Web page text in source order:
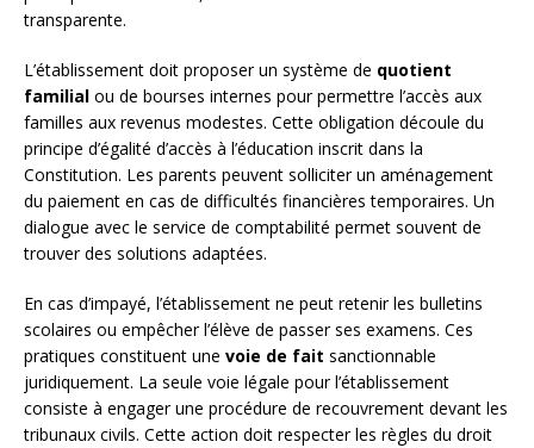
transparente.
L’établissement doit proposer un système de quotient
familial ou de bourses internes pour permettre l’accès aux
familles aux revenus modestes. Cette obligation découle du
principe d’égalité d’accès à l’éducation inscrit dans la
Constitution. Les parents peuvent solliciter un aménagement
du paiement en cas de difficultés financières temporaires. Un
dialogue avec le service de comptabilité permet souvent de
trouver des solutions adaptées.
En cas d’impayé, l’établissement ne peut retenir les bulletins
scolaires ou empêcher l’élève de passer ses examens. Ces
pratiques constituent une voie de fait sanctionnable
juridiquement. La seule voie légale pour l’établissement
consiste à engager une procédure de recouvrement devant les
tribunaux civils. Cette action doit respecter les règles du droit